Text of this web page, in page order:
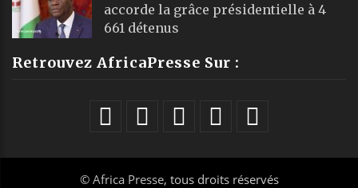
accorde la grâce présidentielle à 4
661 détenus
Retrouvez AfricaPresse Sur :
© Africa Presse, tous droits réservés